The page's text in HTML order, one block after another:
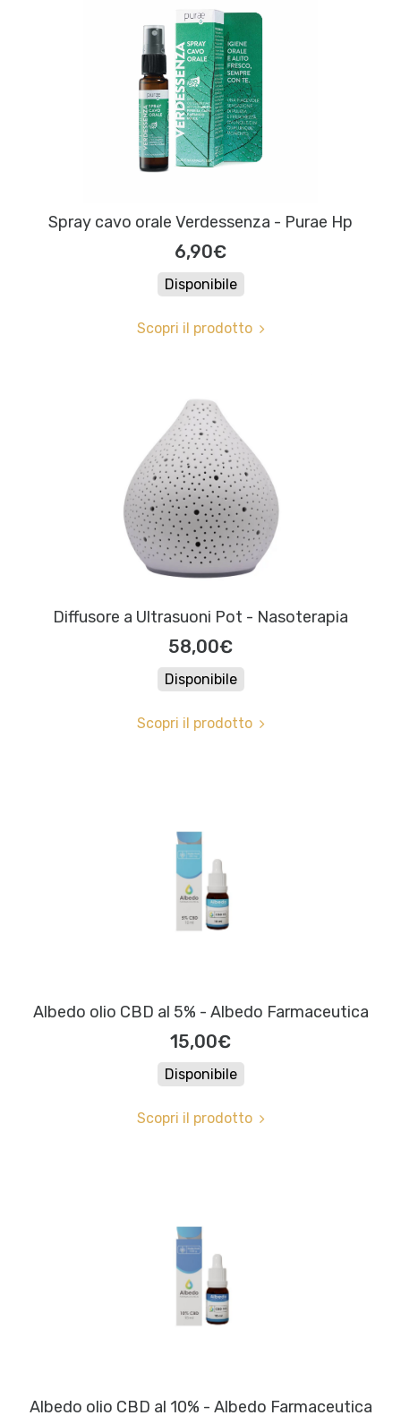
Spray cavo orale Verdessenza - Purae Hp
6,90€
Disponibile
Scopri il prodotto
Diffusore a Ultrasuoni Pot - Nasoterapia
58,00€
Disponibile
Scopri il prodotto
Albedo olio CBD al 5% - Albedo Farmaceutica
15,00€
Disponibile
Scopri il prodotto
Albedo olio CBD al 10% - Albedo Farmaceutica